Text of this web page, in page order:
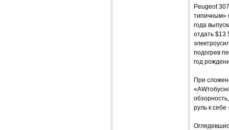
Peugeot
типичным»
года
отдать $13
подогрев
год
При
руль к